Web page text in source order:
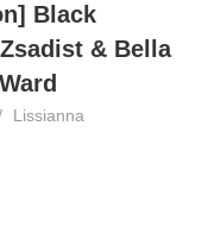
Black
& Bella
Lissianna